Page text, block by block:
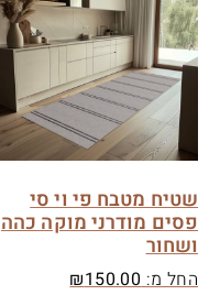
שטיח מטבח פי וי סי
פסים מודרני מוקה כהה
ושחור
החל מ: ₪150.00